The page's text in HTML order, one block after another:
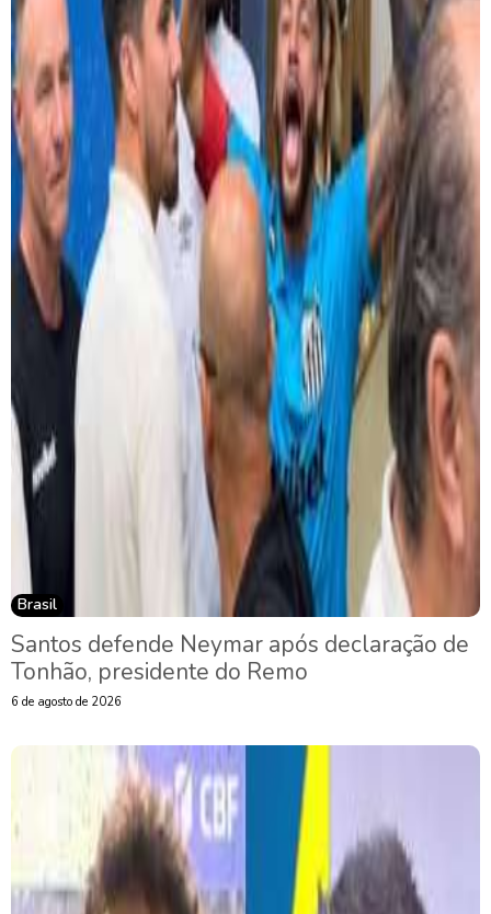
Brasil
Santos defende Neymar após declaração de
Tonhão, presidente do Remo
6 de agosto de 2026